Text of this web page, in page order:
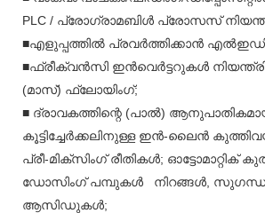
PLC / പ്രോഗ്രാമബിൾ പ്രോസസ്
■എളുപ്പത്തിൽ പ്രവർത്തിക്കാൻ എൽഇഡി
■ഫ്രീക്വൻസി ഇൻവെർട്ടറുകൾ
(മാസ്) ഫ്ലോയിംഗ്;
■ ദ്രാവകത്തിന്റെ (പാൽ)
കൂട്ടിച്ചേർക്കലിനുള്ള ഇൻ-ലൈൻ
പ്രീ-മിക്സിംഗ് രീതികൾ; ഓട്ടോമാറ്റിക്
ഡോസിംഗ് പമ്പുകൾ
നിറങ്ങൾ,
ആസിഡുകൾ;